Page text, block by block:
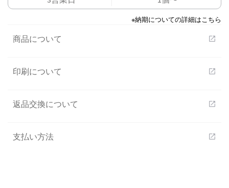
※納期についての詳細はこちら
商品について open_in_new
印刷について open_in_new
返品交換について open_in_new
支払い方法 open_in_new